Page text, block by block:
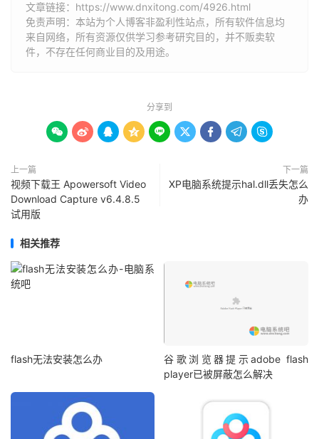
文章链接： https://www.dnxitong.com/4926.html
免责声明：本站为个人博客非盈利性站点，所有软件信息均
来自网络，所有资源仅供学习参考研究目的，并不贩卖软
件，不存在任何商业目的及用途。
分享到
        
上一篇
视频下载王 Apowersoft Video
Download Capture v6.4.8.5
试用版
下一篇
XP电脑系统提示hal.dll丢失怎么
办
相关推荐
flash无法安装怎么办
谷歌浏览器提示adobe flash
player已被屏蔽怎么解决